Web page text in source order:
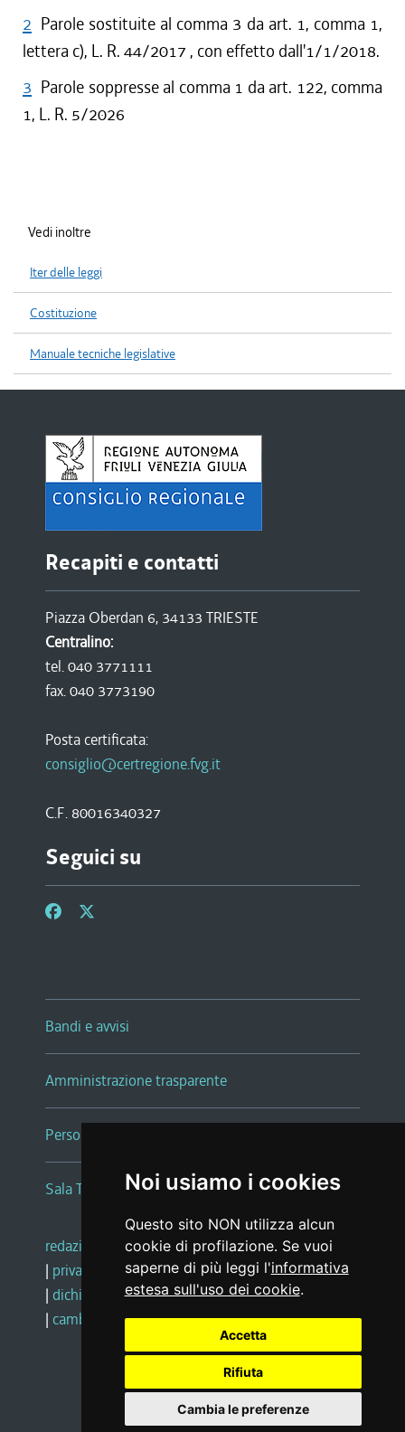
Noi usiamo i cookies
Questo sito NON utilizza alcun
cookie di profilazione. Se vuoi
saperne di più leggi l'informativa
estesa sull'uso dei cookie.
Accetta
Rifiuta
Cambia le preferenze
2 Parole sostituite al comma 3 da art. 1, comma 1,
lettera c), L. R. 44/2017 , con effetto dall'1/1/2018.
3 Parole soppresse al comma 1 da art. 122, comma
1, L. R. 5/2026
Vedi inoltre
Iter delle leggi
Costituzione
Manuale tecniche legislative
Recapiti e contatti
Piazza Oberdan 6, 34133 TRIESTE
Centralino:
tel. 040 3771111
fax. 040 3773190
Posta certificata:
consiglio@certregione.fvg.it
C.F. 80016340327
Seguici su
Bandi e avvisi
Amministrazione trasparente
Persone e Uffici
Sala Tiziano Tessitori
redazione web |note legali |glossario
| privacy
social media policy
| dichiarazione di accessibilità |feedback
| cambio preferenze cookie
Realizzato da